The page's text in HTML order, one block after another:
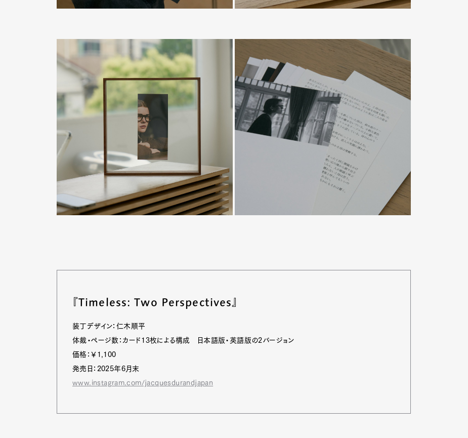
『Timeless: Two Perspectives』
装丁デザイン：仁木順平
体裁・ページ数：カード13枚による構成 日本語版・英語版の2バージョン
価格：￥1,100
発売日：2025年6月末
www.instagram.com/jacquesdurandjapan